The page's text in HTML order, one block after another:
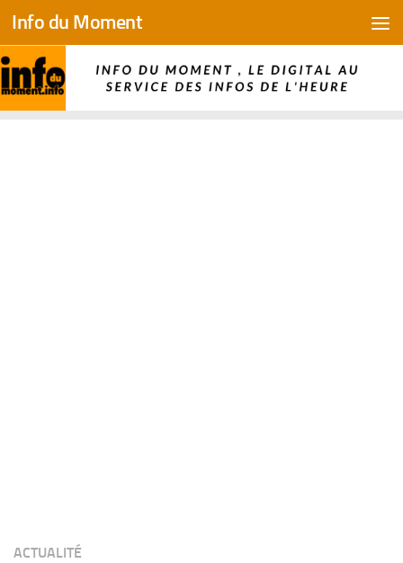
Skip to content
Info du Moment
ACTUALITÉ